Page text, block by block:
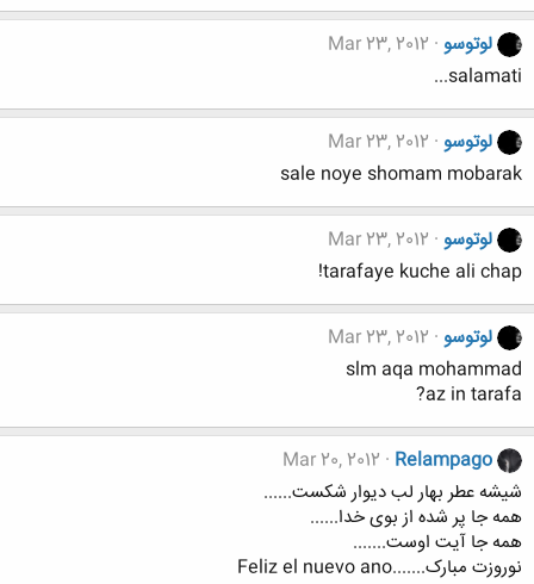
لوتوسو Mar 23, 2012
salamati...
لوتوسو Mar 23, 2012
sale noye shomam mobarak
لوتوسو Mar 23, 2012
tarafaye kuche ali chap!
لوتوسو Mar 23, 2012
slm aqa mohammad
az in tarafa?
Relampago
Mar 20, 2012
شیشه عطر بهار لب دیوار شکست......
همه جا پر شده از بوی خدا......
همه جا آیت اوست.......
نوروزت مبارک.......Feliz el nuevo ano